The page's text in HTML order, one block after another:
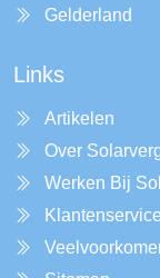
Gelderland
Links
Artikelen
Over
Werken Bij
Klantenservice